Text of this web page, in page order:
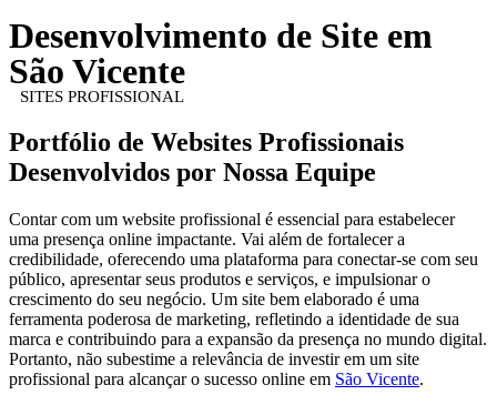
Desenvolvimento de Site em
São Vicente
SITES PROFISSIONAL
Portfólio de Websites Profissionais
Desenvolvidos por Nossa Equipe
Contar com um website profissional é essencial para estabelecer
uma presença online impactante. Vai além de fortalecer a
credibilidade, oferecendo uma plataforma para conectar-se com seu
público, apresentar seus produtos e serviços, e impulsionar o
crescimento do seu negócio. Um site bem elaborado é uma
ferramenta poderosa de marketing, refletindo a identidade de sua
marca e contribuindo para a expansão da presença no mundo digital.
Portanto, não subestime a relevância de investir em um site
profissional para alcançar o sucesso online em São Vicente.